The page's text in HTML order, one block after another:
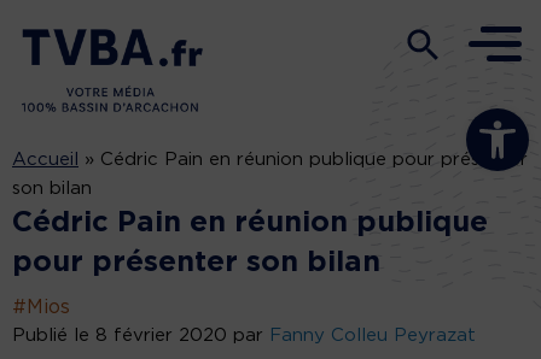
Ouvrir la
Accueil » Cédric Pain en réunion publique pour présenter
son bilan
Cédric Pain en réunion publique
pour présenter son bilan
#Mios
Publié le 8 février 2020 par Fanny Colleu Peyrazat